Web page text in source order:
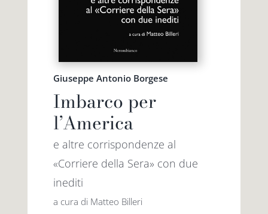
Giuseppe Antonio Borgese
Imbarco per
l’America
e altre corrispondenze al
«Corriere della Sera» con due
inediti
a cura di Matteo Billeri